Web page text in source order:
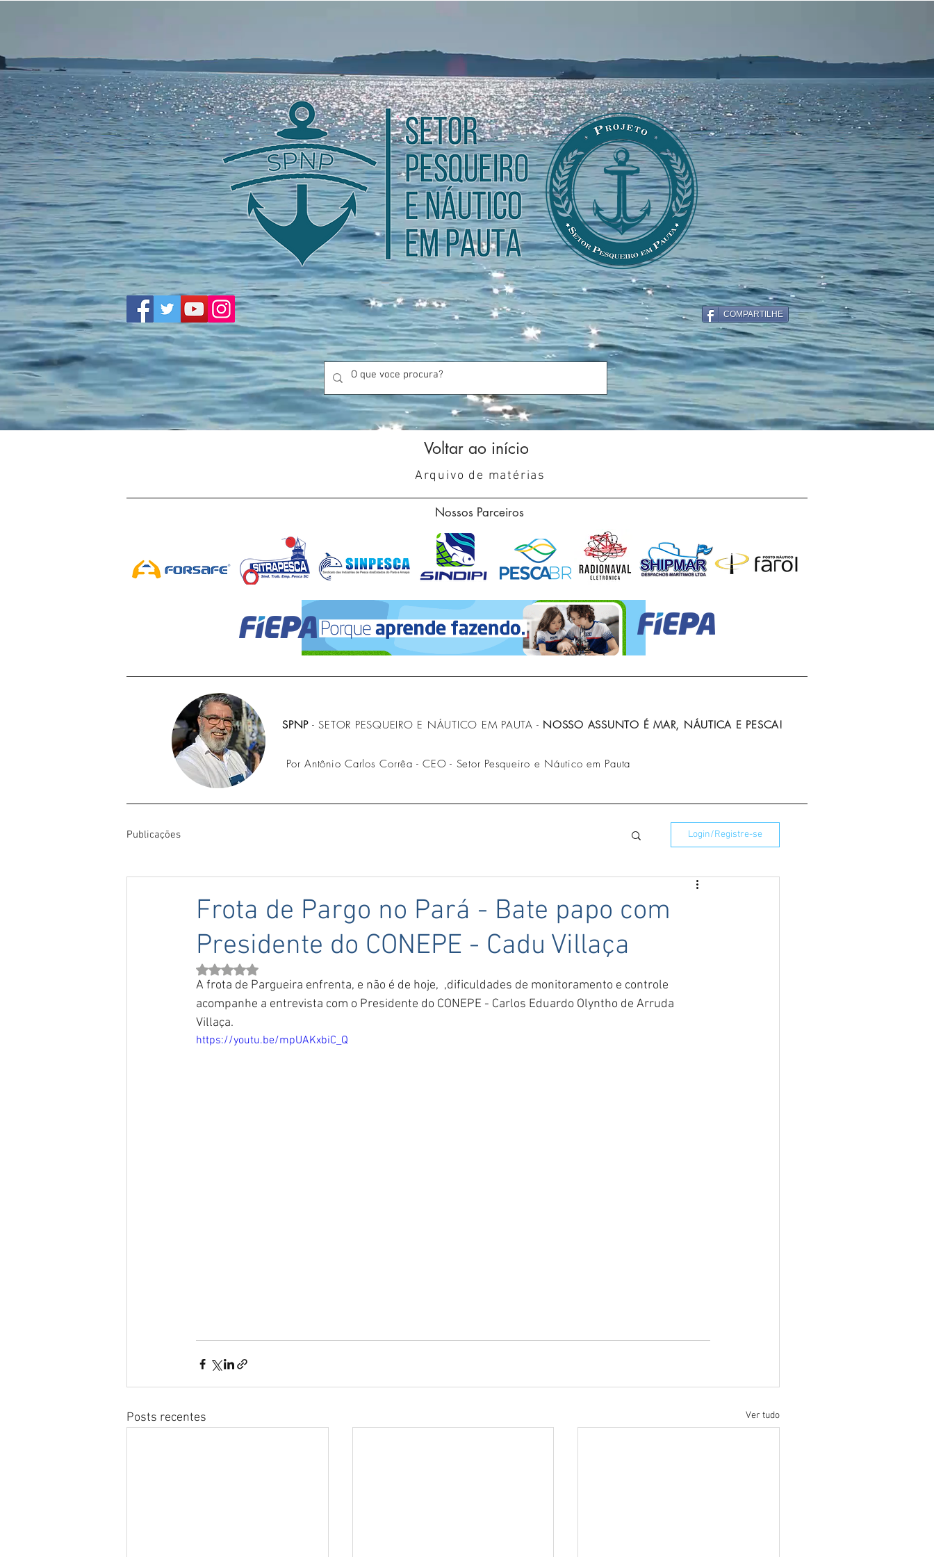
COMPARTILHE
Voltar ao início
Arquivo de matérias
Nossos Parceiros
SPNP - SETOR PESQUEIRO E NÁUTICO EM PAUTA - NOSSO ASSUNTO É MAR, NÁUTICA E PESCA!
Por Antônio Carlos Corrêa - CEO - Setor Pesqueiro e Náutico em Pauta
Publicações Login/Registre-se
Frota de Pargo no Pará - Bate papo com
Presidente do CONEPE - Cadu Villaça
Avaliado com NaN de 5 estrelas.
A frota de Pargueira enfrenta, e não é de hoje,  ,dificuldades de monitoramento e controle
acompanhe a entrevista com o Presidente do CONEPE - Carlos Eduardo Olyntho de Arruda
Villaça.
https://youtu.be/mpUAKxbiC_Q
Posts recentes Ver tudo